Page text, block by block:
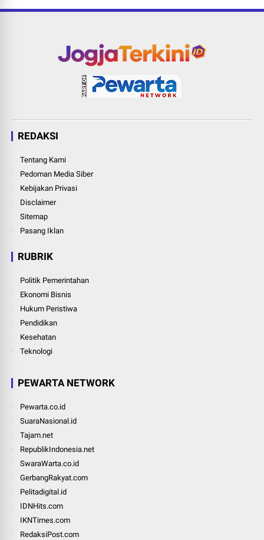
REDAKSI
Tentang Kami
Pedoman Media Siber
Kebijakan Privasi
Disclaimer
Sitemap
Pasang Iklan
RUBRIK
Politik Pemerintahan
Ekonomi Bisnis
Hukum Peristiwa
Pendidikan
Kesehatan
Teknologi
PEWARTA NETWORK
Pewarta.co.id
SuaraNasional.id
Tajam.net
RepublikIndonesia.net
SwaraWarta.co.id
GerbangRakyat.com
Pelitadigital.id
IDNHits.com
IKNTimes.com
RedaksiPost.com